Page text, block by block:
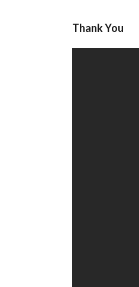
Thank You